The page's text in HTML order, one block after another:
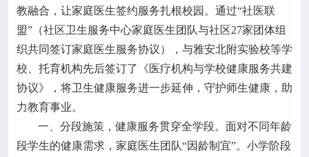
教融合，让家庭医生签约服务扎根校园。通过“社医联
盟”（社区卫生服务中心家庭医生团队与社区27家团体组
织共同签订家庭医生服务协议），与雅安北附实验校等学
校、托育机构先后签订了《医疗机构与学校健康服务共建
协议》，将卫生健康服务进一步延伸，守护师生健康，助
力教育事业。
一、分段施策，健康服务贯穿全学段。面对不同年龄
段学生的健康需求，家庭医生团队“因龄制宜”。小学阶段